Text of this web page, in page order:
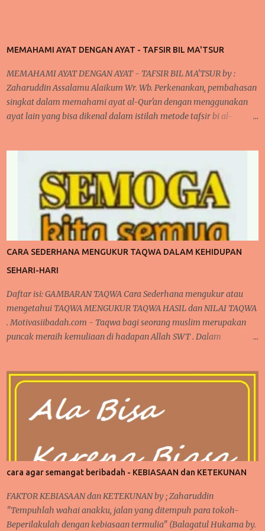
MEMAHAMI AYAT DENGAN AYAT - TAFSIR BIL MA'TSUR
MEMAHAMI AYAT DENGAN AYAT - TAFSIR BIL MA'TSUR by :
Zaharuddin Assalamu Alaikum Wr. Wb. Perkenankan, pembahasan
singkat dalam memahami ayat al-Qur'an dengan menggunakan
ayat lain yang bisa dikenal dalam istilah metode tafsir bi al-
Qur'an dan juga disertai dengan artinya bahwa terlihat di banyak
ayat yang menjelaskan sendiri makna suatu ayat. Kita akan
mengupas sedikit mengenai tafsir, bahwa secara bahasa Arab "
fassara " artinya menjelaskan atau menerangkan sehingga bentuk
isimnya "tafsir" berarti penjelasan atau keterangan. penjelasan ini
bisa dilihat dalam buku studi ilmu al-Qur'an oleh Muhammad Ali.
begitupula tafsir dalam istilah adalah suatu ilmu dalam
menerangkan, menjelaskan dan memahami ayat al-Qur'an yang
CARA SEDERHANA MENGUKUR TAQWA DALAM KEHIDUPAN
SEHARI-HARI
Daftar isi: GAMBARAN TAQWA Cara Sederhana mengukur atau
mengetahui TAQWA MENGUKUR TAQWA HASIL dan NILAI TAQWA
. Motivasiibadah.com - Taqwa bagi seorang muslim merupakan
puncak meraih kemuliaan di hadapan Allah SWT . Dalam
dalam beribadah kepada Allah. Satu hal yang menjadi peringkat
SEDERHANA MENGUKUR TAQWA DALAM KEHIDUPAN SEHARI-
HARI Apakah Pasca Ramadhan, seseorang sudah mampu meraih
GAMBARAN TAQWA GAMBARAN TAQWA Secara sepintas,
seseorang bisa saja mengklaim dirinya sudah bertaqwa kepada
Allah, namun apakah semudah itu di katakan sudah bertaqwa ?
Dalam kehidupan sehari-hari, ada banyak momen yang bisa
diperhatikan saat sedang beraktifitas. Baik dalam hal ibadah
wajib, sunat, pekerjaan, rutinitas lainnya seperti urusa...
cara agar semangat beribadah - KEBIASAAN dan KETEKUNAN
FAKTOR KEBIASAAN dan KETEKUNAN by ; Zaharuddin
"Tempuhlah wahai anakku, jalan yang ditempuh para tokoh-
Beperilakulah dengan kebiasaan termulia" (Balagatul Hukama by.